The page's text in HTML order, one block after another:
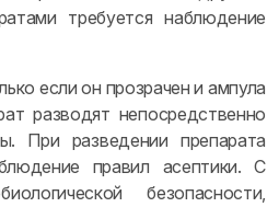
требуется наблюдение
если он прозрачен и ампула
разводят непосредственно
При разведении препарата
правил асептики. С
безопасности,